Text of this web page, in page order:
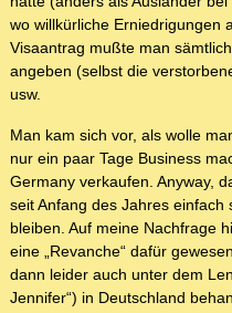
wo willkürliche Erniedrigungen
Visaantrag mußte man
angeben (selbst die
usw.
Man kam sich vor, als wolle
nur ein paar Tage Business
Germany verkaufen. Anyway,
seit Anfang des Jahres
bleiben. Auf meine Nachfrage
eine „Revanche“ dafür
dann leider auch unter dem
Jennifer“) in Deutschland